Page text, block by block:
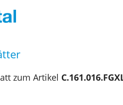
zum Artikel